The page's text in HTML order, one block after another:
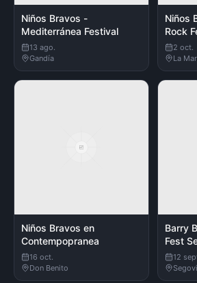
Niños Bravos -
Mediterránea Festival
13 ago.
Gandía
Niños
Rock
2 oct.
La
Niños Bravos en
Contempopranea
16 oct.
Don Benito
Barry
Fest
12